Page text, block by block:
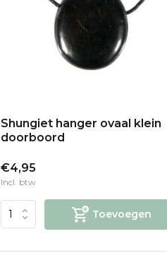
Shungiet hanger ovaal klein
doorboord
€4,95
Incl. btw
Toevoegen